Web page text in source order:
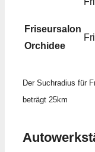
Friseursalon
Orchidee
Der Suchradius für
beträgt 25km